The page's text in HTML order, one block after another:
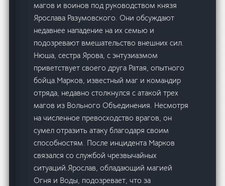
магов и воинов под руководством князя
Ярослава Разумовского. Они обсуждают
недавнее нападение на их семью и
подозревают вмешательство внешних сил.
Нюша, сестра Ярова, с энтузиазмом
приветствует своего друга Ратая, опытного
бойца.Марков, известный маг и командир
отряда, недавно столкнулся с атакой трех
магов из Вольного Объединения. Несмотря
на численное превосходство врагов, он
сумел отразить атаку благодаря своим
способностям. После инцидента Марков
связался со службой чрезвычайных
ситуаций.Ярослав, обладающий магией
Огня и Воды, подозревает, что за